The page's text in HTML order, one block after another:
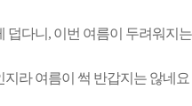
메가스터디
덥다니, 이번 여름이 두려워지
지라 여름이 썩 반갑지는 않네